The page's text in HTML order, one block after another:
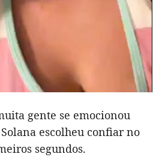
gente se emocionou
escolheu confiar no
segundos.